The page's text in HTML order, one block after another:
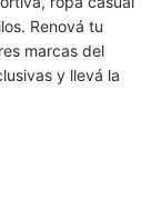
Renová tu
marcas del
y llevá la